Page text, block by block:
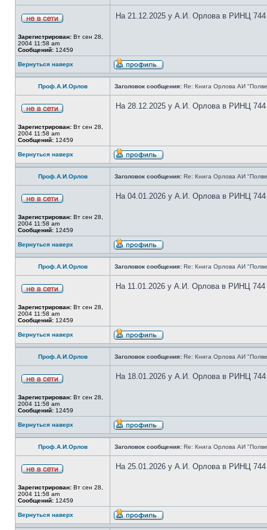
Зарегистрирован: Вт сен 28,
2004 11:58 am
Сообщений: 12459
На 21.12.2025 у А.И. Орлова в РИНЦ 744
Вернуться наверх
Проф.А.И.Орлов Заголовок сообщения: Re: Книга Орлова АИ
Зарегистрирован: Вт сен 28,
2004 11:58 am
Сообщений: 12459
На 28.12.2025 у А.И. Орлова в РИНЦ 744
Вернуться наверх
Проф.А.И.Орлов Заголовок сообщения: Re: Книга Орлова АИ
Зарегистрирован: Вт сен 28,
2004 11:58 am
Сообщений: 12459
На 04.01.2026 у А.И. Орлова в РИНЦ 744
Вернуться наверх
Проф.А.И.Орлов Заголовок сообщения: Re: Книга Орлова АИ
Зарегистрирован: Вт сен 28,
2004 11:58 am
Сообщений: 12459
На 11.01.2026 у А.И. Орлова в РИНЦ 744
Вернуться наверх
Проф.А.И.Орлов Заголовок сообщения: Re: Книга Орлова АИ
Зарегистрирован: Вт сен 28,
2004 11:58 am
Сообщений: 12459
На 18.01.2026 у А.И. Орлова в РИНЦ 744
Вернуться наверх
Проф.А.И.Орлов Заголовок сообщения: Re: Книга Орлова АИ
Зарегистрирован: Вт сен 28,
2004 11:58 am
Сообщений: 12459
На 25.01.2026 у А.И. Орлова в РИНЦ 744
Вернуться наверх